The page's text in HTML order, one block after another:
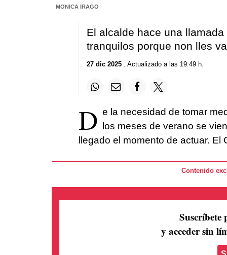
MONICA IRAGO
El alcalde hace una llamada
tranquilos porque non lles
27 dic 2025. Actualizado a las 19:49 h.
D e la necesidad de tomar
los meses de verano se
llegado el momento de actuar. El
Contenido
Suscríbete
y acceder sin